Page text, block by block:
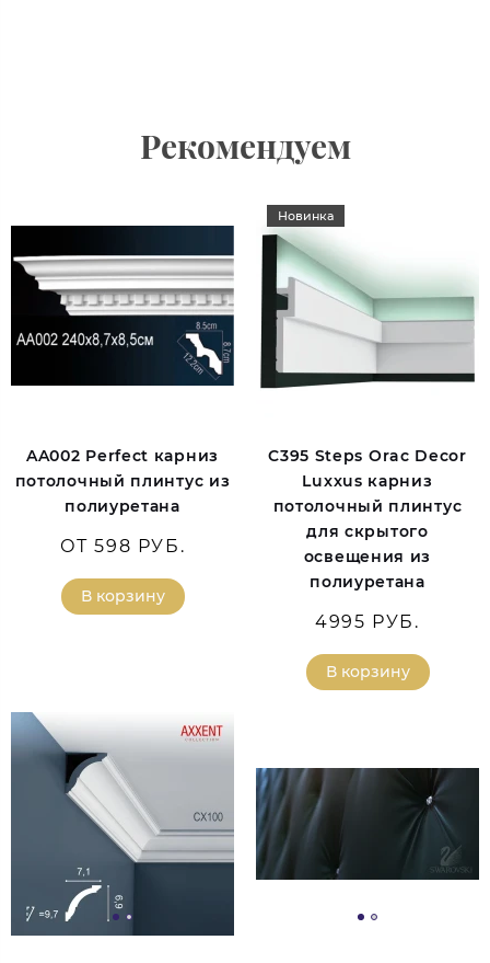
Рекомендуем
AA002 Perfect карниз
потолочный плинтус из
полиуретана
ОТ 598 РУБ.
В корзину
Новинка
C395 Steps Orac Decor
Luxxus карниз
потолочный плинтус
для скрытого
освещения из
полиуретана
4995 РУБ.
В корзину